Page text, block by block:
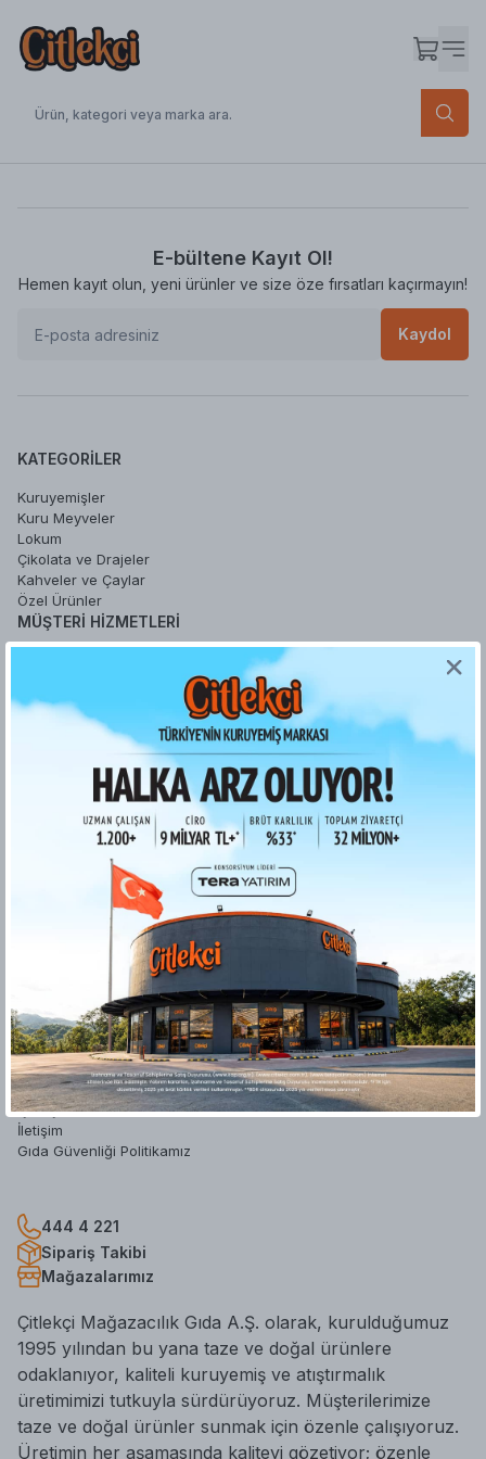
E-bültene Kayıt Ol!
Hemen kayıt olun, yeni ürünler ve size öze fırsatları kaçırmayın!
Kaydol
444 4 221
Sipariş Takibi
Mağazalarımız
Çitlekçi Mağazacılık Gıda A.Ş. olarak, kurulduğumuz
1995 yılından bu yana taze ve doğal ürünlere
odaklanıyor, kaliteli kuruyemiş ve atıştırmalık
üretimimizi tutkuyla sürdürüyoruz. Müşterilerimize
taze ve doğal ürünler sunmak için özenle çalışıyoruz.
Üretimin her aşamasında kaliteyi gözetiyor; özenle
KATEGORILER
Kuruyemişler
Kuru Meyveler
Lokum
Çikolata ve Drajeler
Kahveler ve Çaylar
Özel Ürünler
MÜŞTERI HIZMETLERI
Şifremi Unuttum
Favori Ürünlerim
Sipariş İşlemleri
Gizlilik ve Güvenlik
İade ve Değişim Koşulları
Ödeme ve Teslimat
Kişisel Verilerin Korunması
Kurumsal Fatura
ETK bilgilendirme metni
Bilgi Toplumu Hizmetleri
Hakkımızda
Yatırımcı İlişkileri
Mağazalar
Blog
Hesap Silme Formu
İş Başvuru Formu
İletişim
Gıda Güvenliği Politikamız